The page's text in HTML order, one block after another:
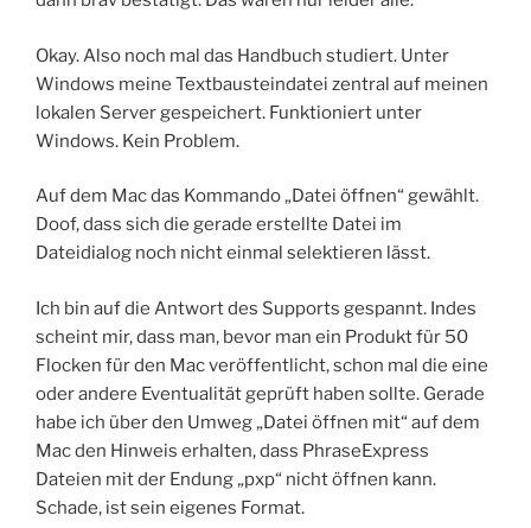
Okay. Also noch mal das Handbuch studiert. Unter
Windows meine Textbausteindatei zentral auf meinen
lokalen Server gespeichert. Funktioniert unter
Windows. Kein Problem.
Auf dem Mac das Kommando „Datei öffnen“ gewählt.
Doof, dass sich die gerade erstellte Datei im
Dateidialog noch nicht einmal selektieren lässt.
Ich bin auf die Antwort des Supports gespannt. Indes
scheint mir, dass man, bevor man ein Produkt für 50
Flocken für den Mac veröffentlicht, schon mal die eine
oder andere Eventualität geprüft haben sollte. Gerade
habe ich über den Umweg „Datei öffnen mit“ auf dem
Mac den Hinweis erhalten, dass PhraseExpress
Dateien mit der Endung „pxp“ nicht öffnen kann.
Schade, ist sein eigenes Format.